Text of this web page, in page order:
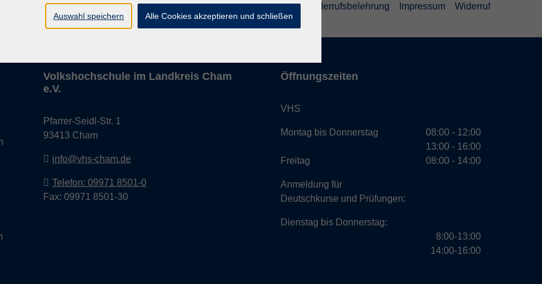
Barrierefreiheitserklärung AGB Datenschutzerklärung Widerrufsbelehrung Impressum Widerruf
Volkshochschule im Landkreis Cham
e.V.
Pfarrer-Seidl-Str. 1
93413 Cham
info@vhs-cham.de
Telefon: 09971 8501-0
Fax: 09971 8501-30
Öffnungszeiten
VHS
Montag bis Donnerstag
Freitag
Anmeldung für
Deutschkurse und Prüfungen:
Dienstag bis Donnerstag:
08:00 - 12:00
13:00 - 16:00
08:00 - 14:00
8:00-13:00
14:00-16:00
Auswahl speichern Alle Cookies akzeptieren und schließen